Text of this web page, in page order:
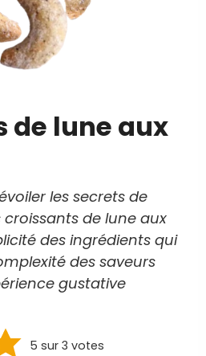
de lune aux
les secrets de
de lune aux
des ingrédients qui
des saveurs
gustative
5 sur 3 votes